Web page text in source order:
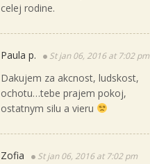
celej rodine.
Paula p. St jan 06, 2016 at 7:02 pm
Dakujem za akcnost, ludskost,
ochotu…tebe prajem pokoj,
ostatnym silu a vieru
Zofia St jan 06, 2016 at 7:02 pm